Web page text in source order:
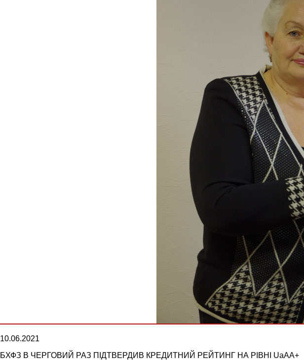
10.06.2021
БХФЗ В ЧЕРГОВИЙ РАЗ ПІДТВЕРДИВ КРЕДИТНИЙ РЕЙТИНГ НА РІВНІ UaАА+